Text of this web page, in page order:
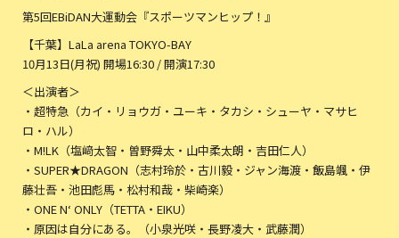
第5回EBiDAN大運動会『スポーツマンヒップ！』
【千葉】LaLa arena TOKYO-BAY
10月13日(月祝) 開場16:30 / 開演17:30
＜出演者＞
・超特急（カイ・リョウガ・ユーキ・タカシ・シューヤ・マサヒ
ロ・ハル）
・M!LK（塩﨑太智・曽野舜太・山中柔太朗・吉田仁人）
・SUPER★DRAGON（志村玲於・古川毅・ジャン海渡・飯島颯・伊
藤壮吾・池田彪馬・松村和哉・柴崎楽）
・ONE N‘ ONLY（TETTA・EIKU）
・原因は自分にある。（小泉光咲・長野凌大・武藤潤）